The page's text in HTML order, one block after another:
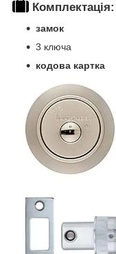
Комплектація:
замок
3 ключа
кодова картка